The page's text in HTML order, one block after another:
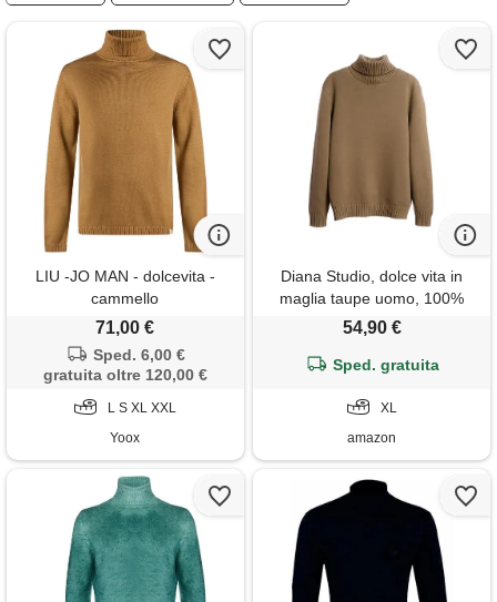
LIU -JO MAN - dolcevita -
cammello
71,00 €
Sped. 6,00 €
gratuita oltre 120,00 €
L S XL XXL
Yoox
Diana Studio, dolce vita in
maglia taupe uomo, 100%
cotone, maniche lunghe,
54,90 €
Sped. gratuita
XL
amazon